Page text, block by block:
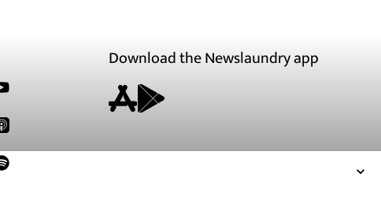
Download the Newslaundry app